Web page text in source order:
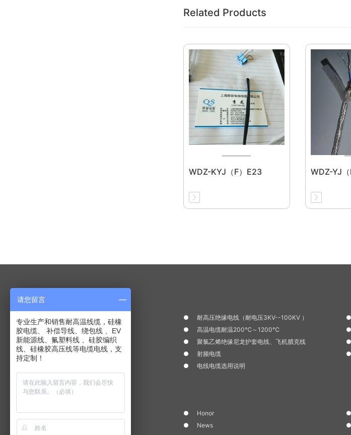
Related Products
WDZ-KYJ（F）E23 WDZ-YJ
Product Center
氟塑料绝缘耐高温电线 耐高压绝缘电线（耐电压3KV--100KV ）
耐火电线耐温 300℃--1200℃
高温电缆耐温200℃～1200℃
硅橡胶绝缘耐高温电线
聚氯乙烯绝缘尼龙护套电线、飞机腊克线
辐照交联线
射频电缆
电线电缆选用说明
Quick Link
Company Profile Honor
Quality
News
请您留言
专业生产和销售耐高温线缆，硅橡
胶电缆、 补偿导线、绕包线 、EV
新能源线、氟塑料线 、硅胶编织
线、硅橡胶高压线等电缆电线，支
持定制！